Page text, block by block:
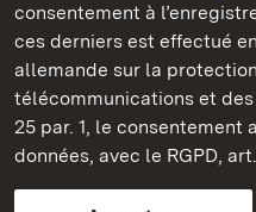
consentement à
ces derniers est effectué
allemande sur la
télécommunications et
25 par. 1, le
données, avec le RGPD,
Châteaux et jardins
Contact et informations
Protection des données
Explications sur
BITV-konform (geprüfte